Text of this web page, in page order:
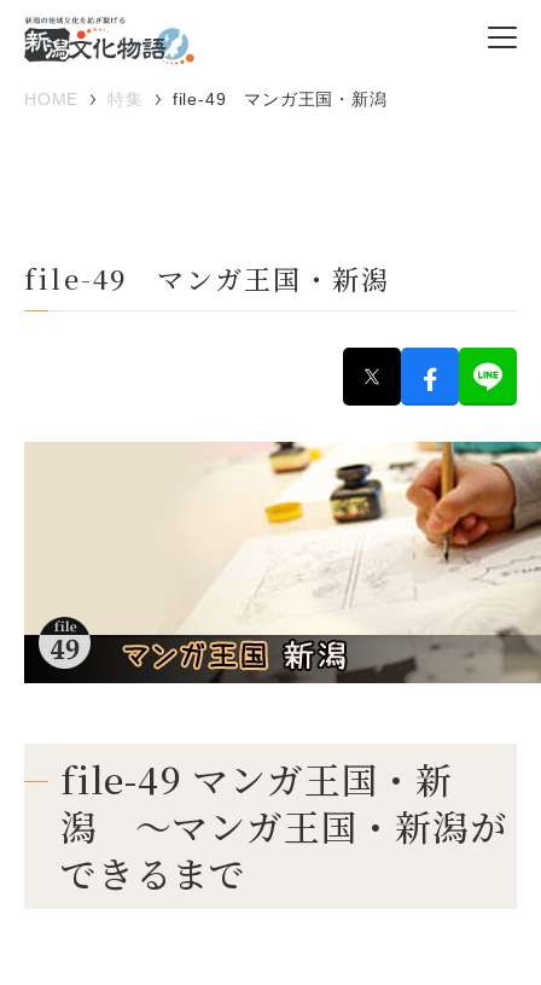
HOME 特集 file-49 マンガ王国・新潟
file-49 マンガ王国・新潟
file-49 マンガ王国・新
潟 ～マンガ王国・新潟が
できるまで